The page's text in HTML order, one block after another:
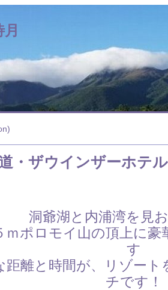
・ザウインザーホテ
洞爺湖と内浦湾を見
ｍポロモイ山の頂上に
す
距離と時間が、リゾー
チです！